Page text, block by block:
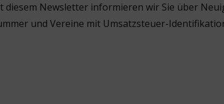
diesem Newsletter informieren wir Sie über
und Vereine mit Umsatzsteuer-